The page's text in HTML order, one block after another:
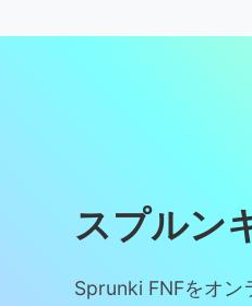
スプルン
Sprunki FNFをオン